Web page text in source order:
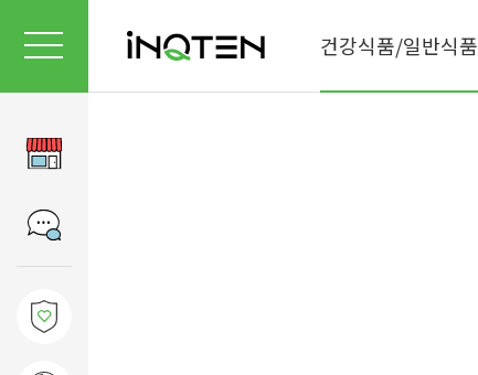
건강식품/일반식품